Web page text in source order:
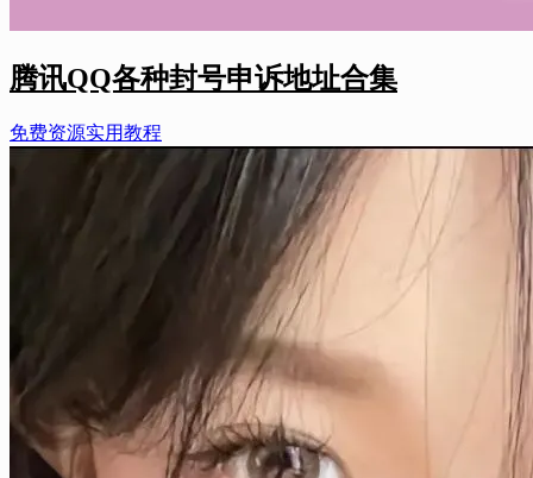
腾讯QQ各种封号申诉地址合集
免费资源实用教程